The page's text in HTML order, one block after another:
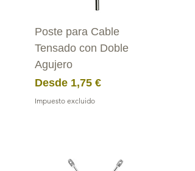
Poste para Cable
Tensado con Doble
Agujero
Desde 1,75 €
Precio de oferta
Impuesto excluido